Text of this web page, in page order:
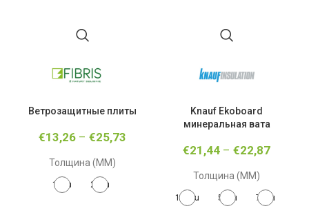
Bетрозащитные плиты
€13,26 – €25,73
Толщина (MM)
12-ru 25-ru
Knauf Ekoboard
минеральная вата
€21,44 – €22,87
Толщина (MM)
100-ru 50-ru 75-ru